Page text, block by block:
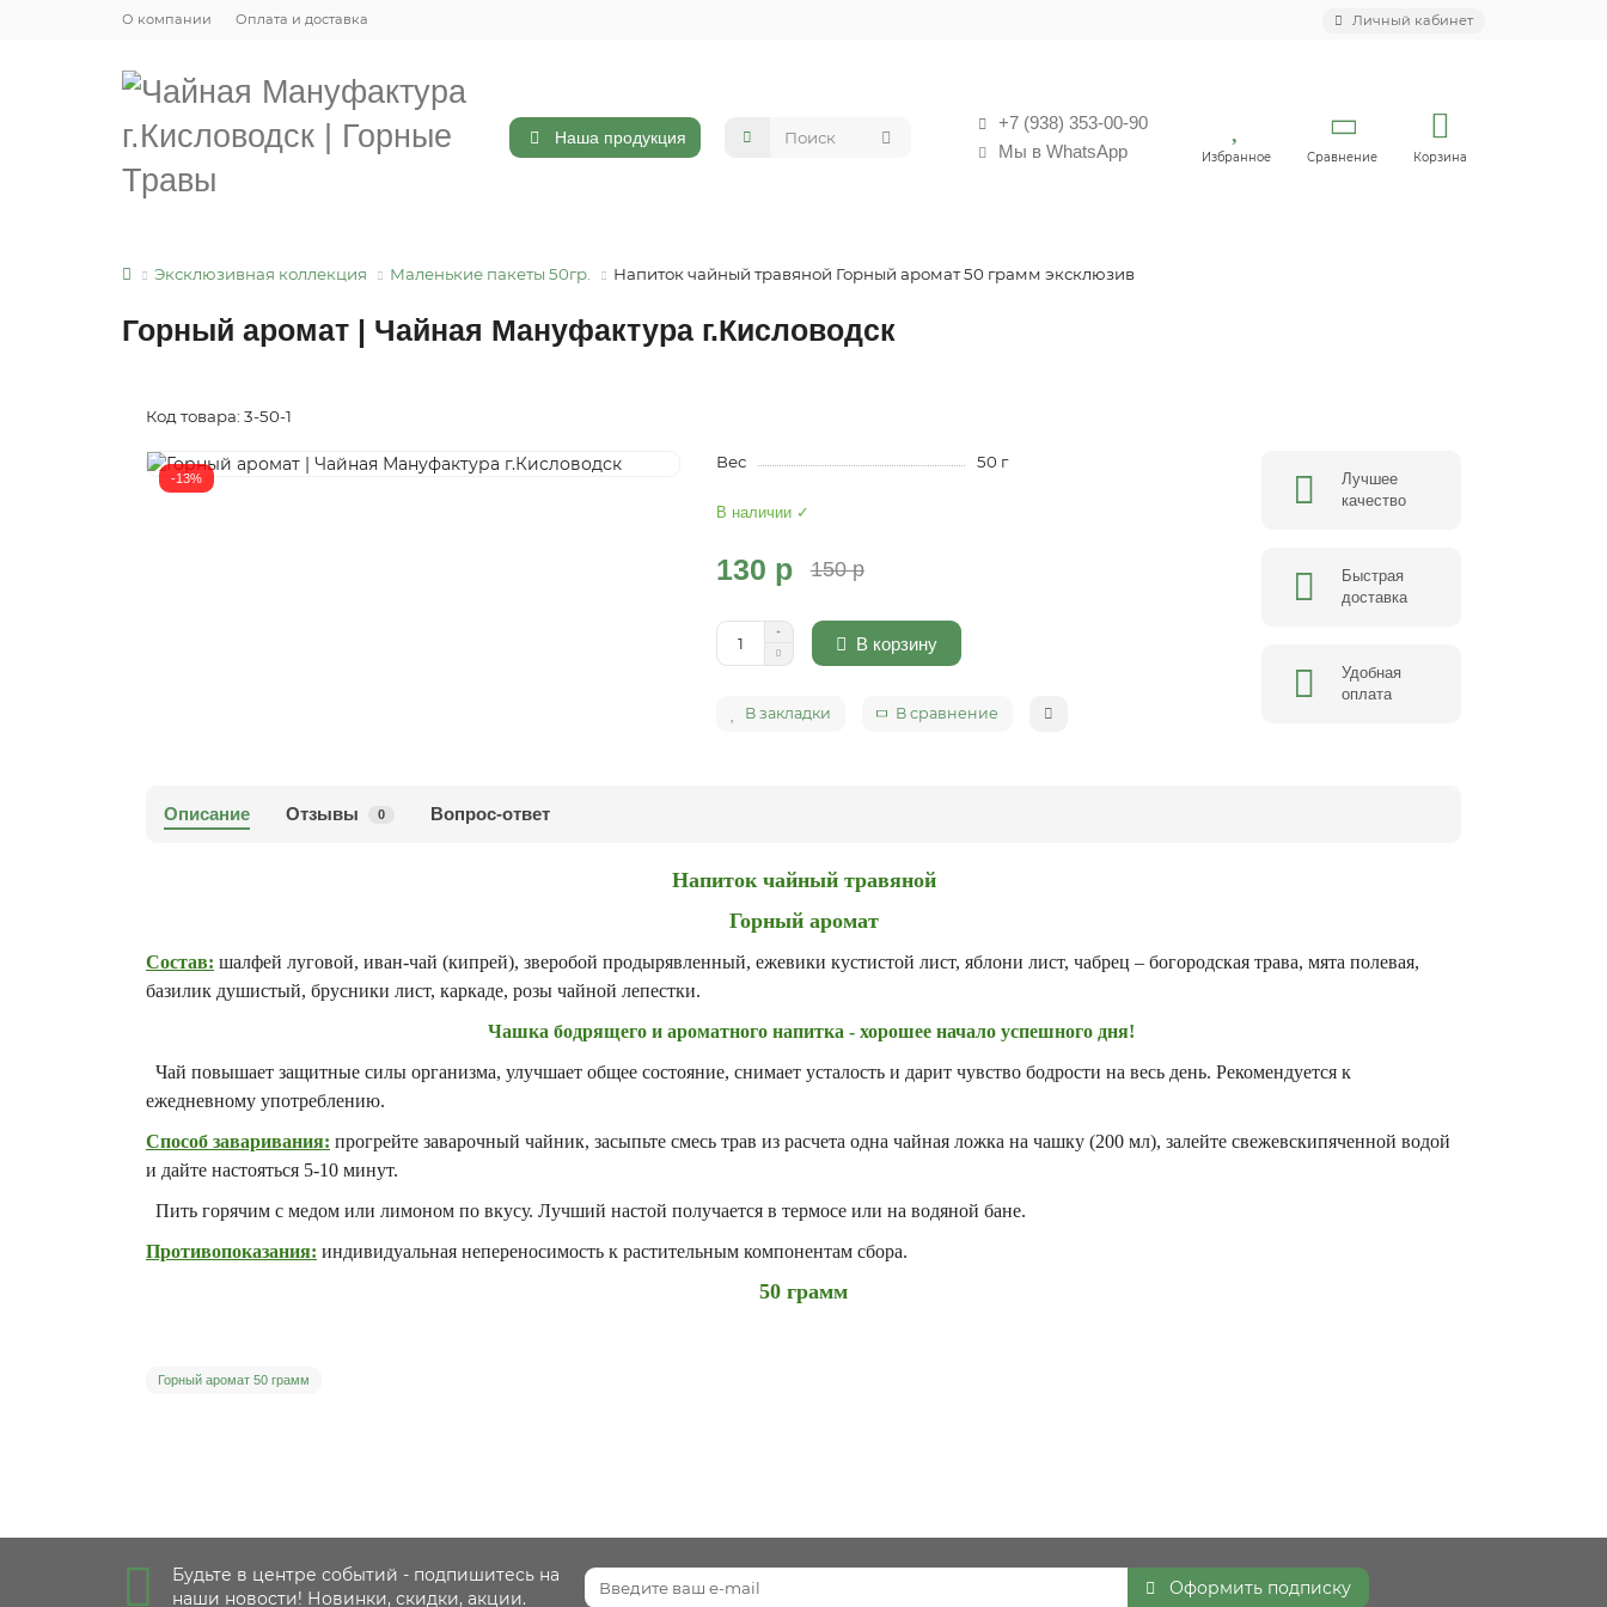
О компании Оплата и доставка Личный кабинет
Наша продукция
+7 (938) 353-00-90
Мы в WhatsApp
Избранное Сравнение Корзина
Эксклюзивная коллекция Маленькие пакеты 50гр. Напиток чайный травяной Горный аромат 50 грамм эксклюзив
Горный аромат | Чайная Мануфактура г.Кисловодск
Код товара: 3-50-1
-13%
Вес 50 г
В наличии ✓
130 р 150 р
В корзину
В закладки В сравнение
Лучшее
качество
Быстрая
доставка
Удобная
оплата
Описание Отзывы 0 Вопрос-ответ
Напиток чайный травяной
Горный аромат
Состав: шалфей луговой, иван-чай (кипрей), зверобой продырявленный, ежевики кустистой лист, яблони лист, чабрец – богородская трава, мята полевая,
базилик душистый, брусники лист, каркаде, розы чайной лепестки.
Чашка бодрящего и ароматного напитка - хорошее начало успешного дня!
Чай повышает защитные силы организма, улучшает общее состояние, снимает усталость и дарит чувство бодрости на весь день. Рекомендуется к
ежедневному употреблению.
Способ заваривания: прогрейте заварочный чайник, засыпьте смесь трав из расчета одна чайная ложка на чашку (200 мл), залейте свежевскипяченной водой
и дайте настояться 5-10 минут.
Пить горячим с медом или лимоном по вкусу. Лучший настой получается в термосе или на водяной бане.
Противопоказания: индивидуальная непереносимость к растительным компонентам сбора.
50 грамм
Горный аромат 50 грамм
Будьте в центре событий - подпишитесь на
наши новости! Новинки, скидки, акции.
Оформить подписку